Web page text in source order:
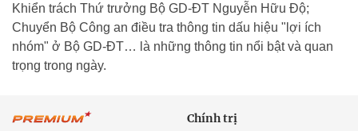
Khiển trách Thứ trưởng Bộ GD-ĐT Nguyễn Hữu Độ;
Chuyển Bộ Công an điều tra thông tin dấu hiệu "lợi ích
nhóm" ở Bộ GD-ĐT… là những thông tin nổi bật và quan
trọng trong ngày.
Chính trị